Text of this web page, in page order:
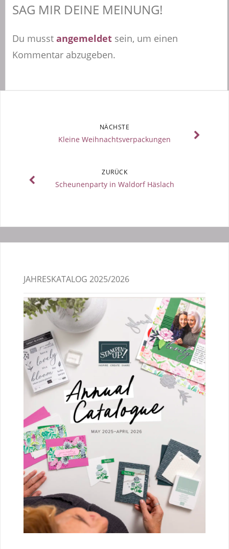
SAG MIR DEINE MEINUNG!
Du musst angemeldetsein, um einen
Kommentar abzugeben.
NÄCHSTE
Kleine Weihnachtsverpackungen
ZURÜCK
Scheunenparty in Waldorf Häslach
JAHRESKATALOG 2025/2026